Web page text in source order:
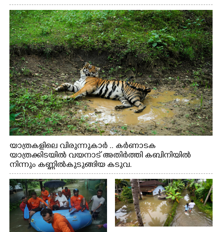
യാത്രകളിലെ വിരുന്നുകാർ .. കർണാടക
യാത്രക്കിടയിൽ വയനാട് അതിർത്തി കബിനിയിൽ
നിന്നും കണ്ണിൽകുടുങ്ങിയ കടുവ.